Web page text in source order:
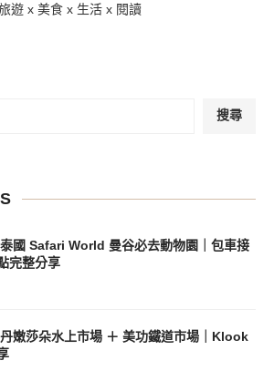
遊 x 美食 x 生活 x 閱讀
搜尋
泰國 Safari World 曼谷必去動物園｜包車接
完整分享
丹嫩莎朵水上市場 ＋ 美功鐵道市場｜Klook